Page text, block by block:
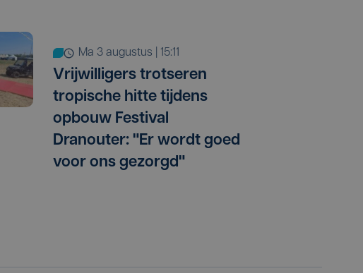
ma 3 augustus | 15:11
Vrijwilligers trotseren
tropische hitte tijdens
opbouw Festival
Dranouter: "Er wordt goed
voor ons gezorgd"